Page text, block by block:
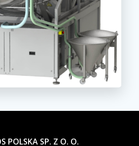
POLSKA SP. Z O. O.